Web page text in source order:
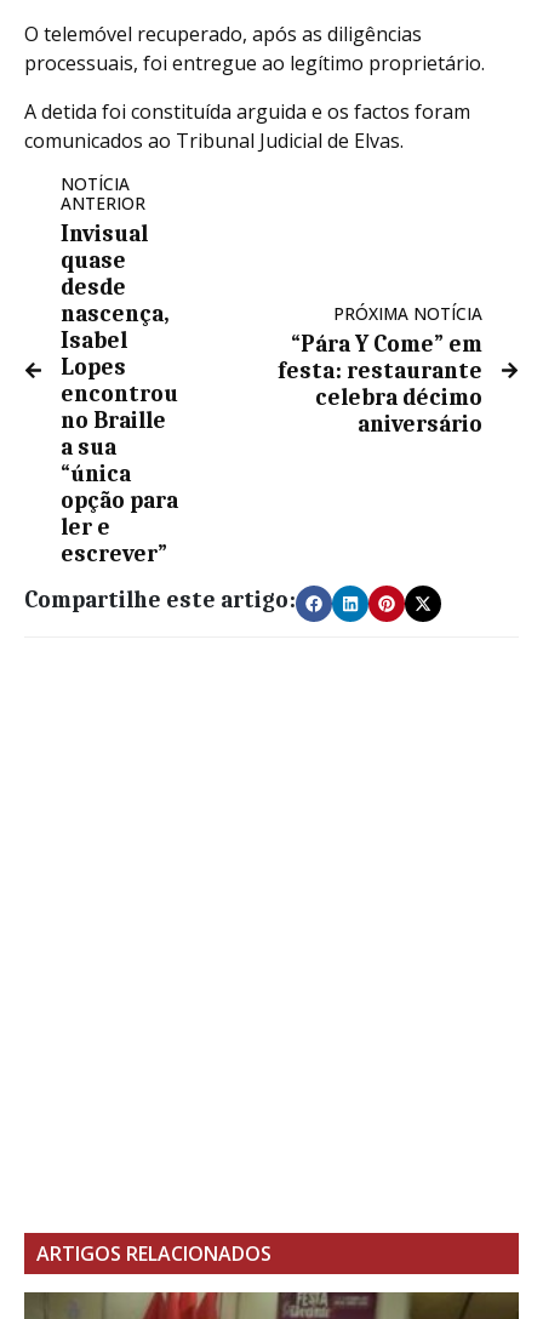
O telemóvel recuperado, após as diligências
processuais, foi entregue ao legítimo proprietário.
A detida foi constituída arguida e os factos foram
comunicados ao Tribunal Judicial de Elvas.
NOTÍCIA
ANTERIOR
Invisual
quase
desde
nascença,
Isabel
Lopes
encontrou
no Braille
a sua
“única
opção para
ler e
escrever”
PRÓXIMA NOTÍCIA
“Pára Y Come” em
festa: restaurante
celebra décimo
aniversário
Compartilhe este artigo:
ARTIGOS RELACIONADOS